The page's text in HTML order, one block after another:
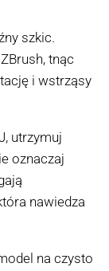
szkic.
tnąc
i wstrząsy
utrzymuj
oznaczaj
nawiedza
na czysto